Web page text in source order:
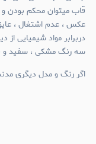
قاب میتوان محکم بودن
عکس ، عدم اشتغال ،
دربرابر مواد شیمیایی
سه رنگ مشکی ، سفید و
اگر رنگ و مدل دیگری